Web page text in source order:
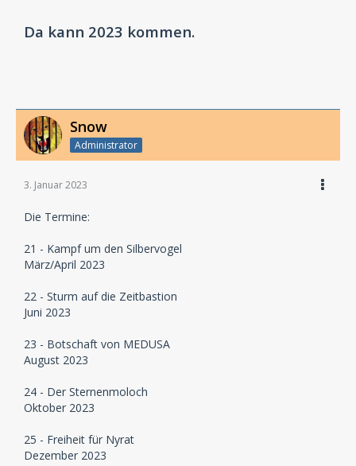
Da kann 2023 kommen.
Snow
Administrator
3. Januar 2023
Die Termine:
21 - Kampf um den Silbervogel
März/April 2023
22 - Sturm auf die Zeitbastion
Juni 2023
23 - Botschaft von MEDUSA
August 2023
24 - Der Sternenmoloch
Oktober 2023
25 - Freiheit für Nyrat
Dezember 2023